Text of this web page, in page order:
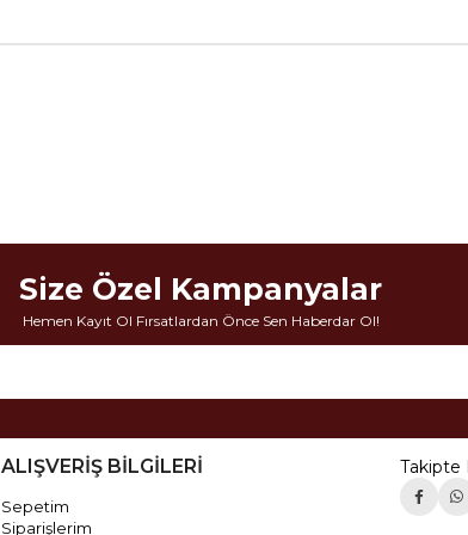
Size Özel Kampanyalar
Hemen Kayıt Ol Fırsatlardan Önce Sen Haberdar Ol!
ALIŞVERİŞ BİLGİLERİ
Sepetim
Siparişlerim
Takipte